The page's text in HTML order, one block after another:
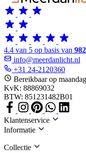
4.4 van 5 op basis van
info@meerdanlicht.nl
+31 24-2120360
Bereikbaar op
KvK: 88869032
BTW: 851231482B01
Klantenservice
Informatie
Collectie